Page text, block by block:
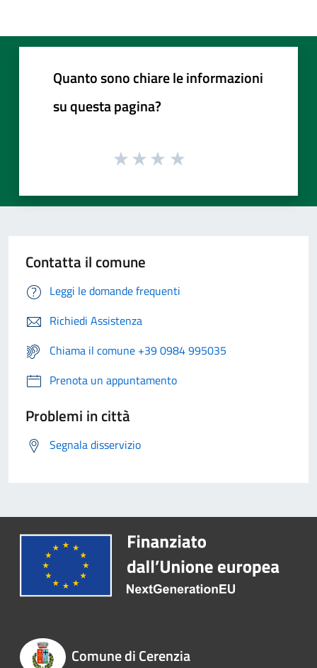
Quanto sono chiare le informazioni
su questa pagina?
Contatta il comune
Leggi le domande frequenti
Richiedi Assistenza
Chiama il comune +39 0984 995035
Prenota un appuntamento
Problemi in città
Segnala disservizio
Comune di Cerenzia